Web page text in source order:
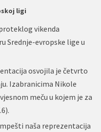
ligi
vikenda
Srednje-evropske lige u
osvojila je četvrto
Izabranicima Nikole
meču u kojem je za
naša reprezentacija